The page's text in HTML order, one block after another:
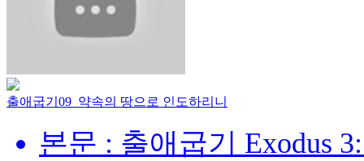
출애굽기09_약속의 땅으로 인도하리니
본문 : 출애굽기 Exodus